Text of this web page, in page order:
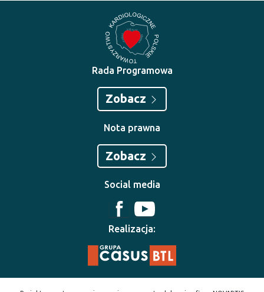
Rada Programowa
Zobacz
Nota prawna
Zobacz
Social media
Realizacja: